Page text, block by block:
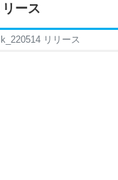
ース
リリース